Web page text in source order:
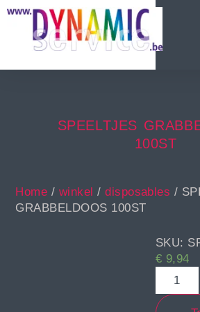
SPEELTJES
100ST
Home / winkel /disposables /
GRABBELDOOS 100ST
SKU:
€ 9,94